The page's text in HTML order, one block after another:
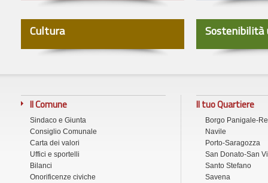
Cultura Sostenibilità
Il Comune
Sindaco e Giunta
Consiglio Comunale
Carta dei valori
Uffici e sportelli
Bilanci
Onorificenze civiche
Il tuo Quartiere
Borgo Panigale-
Navile
Porto-Saragozza
San Donato-San
Santo Stefano
Savena